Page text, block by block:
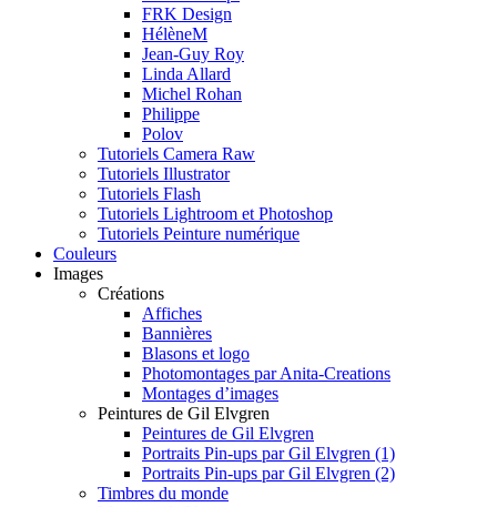
FRK Design
HélèneM
Jean-Guy Roy
Linda Allard
Michel Rohan
Philippe
Polov
Tutoriels Camera Raw
Tutoriels Illustrator
Tutoriels Flash
Tutoriels Lightroom et Photoshop
Tutoriels Peinture numérique
Couleurs
Images
Créations
Affiches
Bannières
Blasons et logo
Photomontages par Anita-Creations
Montages d’images
Peintures de Gil Elvgren
Peintures de Gil Elvgren
Portraits Pin-ups par Gil Elvgren (1)
Portraits Pin-ups par Gil Elvgren (2)
Timbres du monde